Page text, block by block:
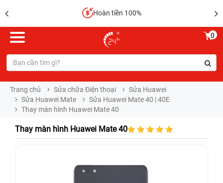
Hoàn tiền 100%
0
Trang chủ Sửa chữa Điện thoại
Sửa Huawei
Sửa Huawei Mate
Sửa Huawei Mate 40 | 40E
Thay màn hình Huawei Mate 40
Thay màn hình Huawei Mate 40